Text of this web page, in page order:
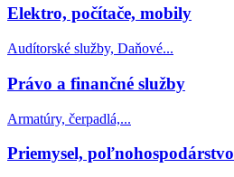
Elektro, počítače, mobily
Audítorské služby, Daňové...
Právo a finančné služby
Armatúry, čerpadlá,...
Priemysel, poľnohospodárstvo